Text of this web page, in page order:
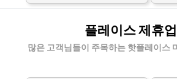
플레이스 제휴
많은 고객님들이 주목하는 핫플레이스